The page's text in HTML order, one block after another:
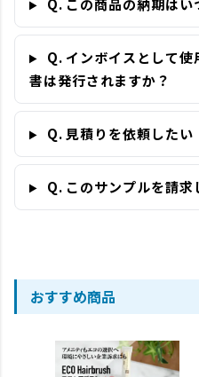
Q. この商品の納期はい
Q. インボイスとして
書は発行されますか？
Q. 見積りを依頼したい
Q. このサンプルを請求
おすすめ商品